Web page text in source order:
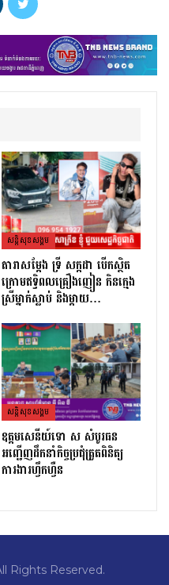
សន្តិសុខសង្គម
តារាសម្ដែង ទ្រី សក្កដា បើកស្ថិត
ក្រោមឥទ្ធិពលគ្រឿងញៀន កិនក្មេង
ស្រីម្នាក់ស្លាប់ និងម្ដាយ…
សន្តិសុខសង្គម
ឧត្តមសេនីយ៍ទោ ស សំបូរធន
អញ្ជើញដឹកនាំកិច្ចប្រជុំត្រួតពិនិត្យ​
ការងារហ្វឹកហ្វឺន
Rights Reserved.